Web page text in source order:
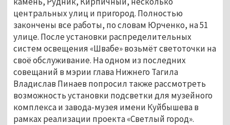
центральных улиц и пригород. Полностью
закончены все работы, по словам Юрченко, на 51
улице. После установки распределительных
систем освещения «Швабе» возьмёт светоточки на
своё обслуживание. На одном из последних
совещаний в мэрии глава Нижнего Тагила
Владислав Пинаев попросил также рассмотреть
возможность установки подсветки для музейного
комплекса и завода-музея имени Куйбышева в
рамках реализации проекта «Светлый город».